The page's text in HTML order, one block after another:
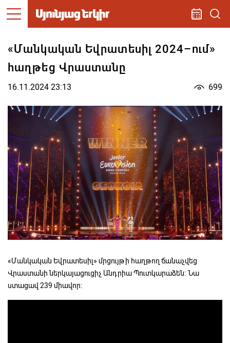
«Մանկական Եվրատեսիլ 2024–ում»
հաղթեց Վրաստանը
16.11.2024 23:13 699
«Մանկական Եվրատեսիլ» մրցույթի հաղթող ճանաչվեց
Վրաստանի ներկայացուցիչ Անդրիա Պուտկարաձեն։ Նա
ստացավ 239 միավոր։